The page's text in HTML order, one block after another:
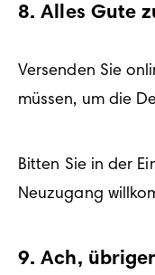
8. Alles Gute
Versenden Sie
müssen, um die
Bitten Sie in der
Neuzugang
9. Ach,